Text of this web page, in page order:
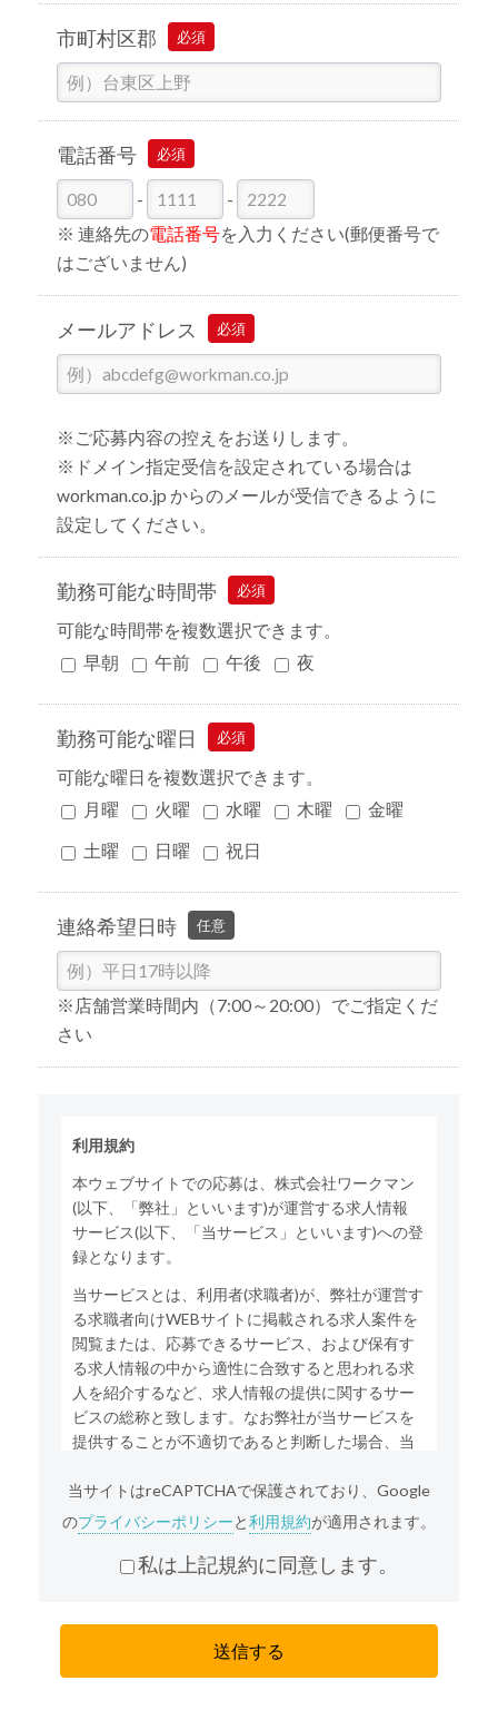
市町村区郡 必須
電話番号 必須
-
-
※ 連絡先の電話番号を入力ください(郵便番号で
はございません)
メールアドレス 必須
※ご応募内容の控えをお送りします。
※ドメイン指定受信を設定されている場合は
workman.co.jp からのメールが受信できるように
設定してください。
勤務可能な時間帯 必須
可能な時間帯を複数選択できます。
早朝
午前 午後 夜
勤務可能な曜日 必須
可能な曜日を複数選択できます。
月曜
火曜 水曜 木曜 金曜
土曜 日曜 祝日
連絡希望日時 任意
※店舗営業時間内（7:00～20:00）でご指定くだ
さい
利用規約
本ウェブサイトでの応募は、株式会社ワークマン
(以下、「弊社」といいます)が運営する求人情報
サービス(以下、「当サービス」といいます)への登
録となります。
当サービスとは、利用者(求職者)が、弊社が運営す
る求職者向けWEBサイトに掲載される求人案件を
閲覧または、応募できるサービス、および保有す
る求人情報の中から適性に合致すると思われる求
人を紹介するなど、求人情報の提供に関するサー
ビスの総称と致します。なお弊社が当サービスを
提供することが不適切であると判断した場合、当
弊社は、個人情報重要性を認識し、個人情報の適
切な管理を行うことが、弊社の事業活動の基本で
あると共に、弊社の社会的責務であると考えてお
ります。弊社は、責任をもって個人情報を保護す
き、本サイトを通じて収集する個人情報(本サイト
を通じてお客様から収集させていただく、氏名、
住所、電話番号、メールアドレス等、お客様個人
当サイトはreCAPTCHAで保護されており、Google
のプライバシーポリシーと利用規約が適用されます。
私は上記規約に同意します。